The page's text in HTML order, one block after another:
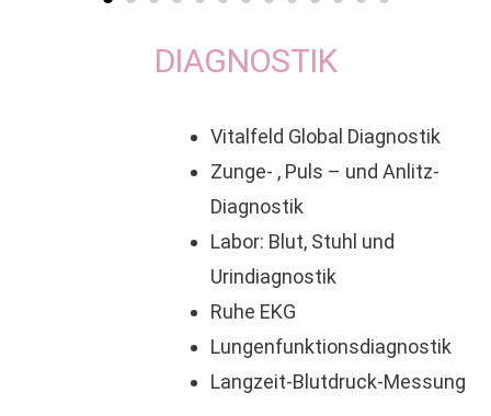
DIAGNOSTIK
Vitalfeld Global Diagnostik
Zunge- , Puls – und Anlitz-
Diagnostik
Labor: Blut, Stuhl und
Urindiagnostik
Ruhe EKG
Lungenfunktionsdiagnostik
Langzeit-Blutdruck-Messung